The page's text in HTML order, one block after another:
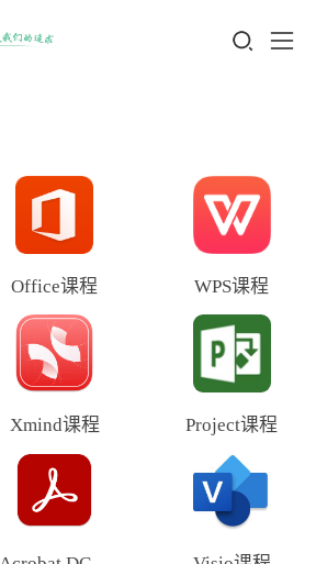
Office课程 WPS课程
Xmind课程 Project课程